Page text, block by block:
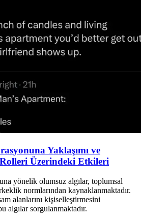
Yaklaşımı ve
Üzerindeki Etkileri
yönelik olumsuz algılar, toplumsal
normlarından kaynaklanmaktadır.
alanlarını kişiselleştirmesini
algılar sorgulanmaktadır.